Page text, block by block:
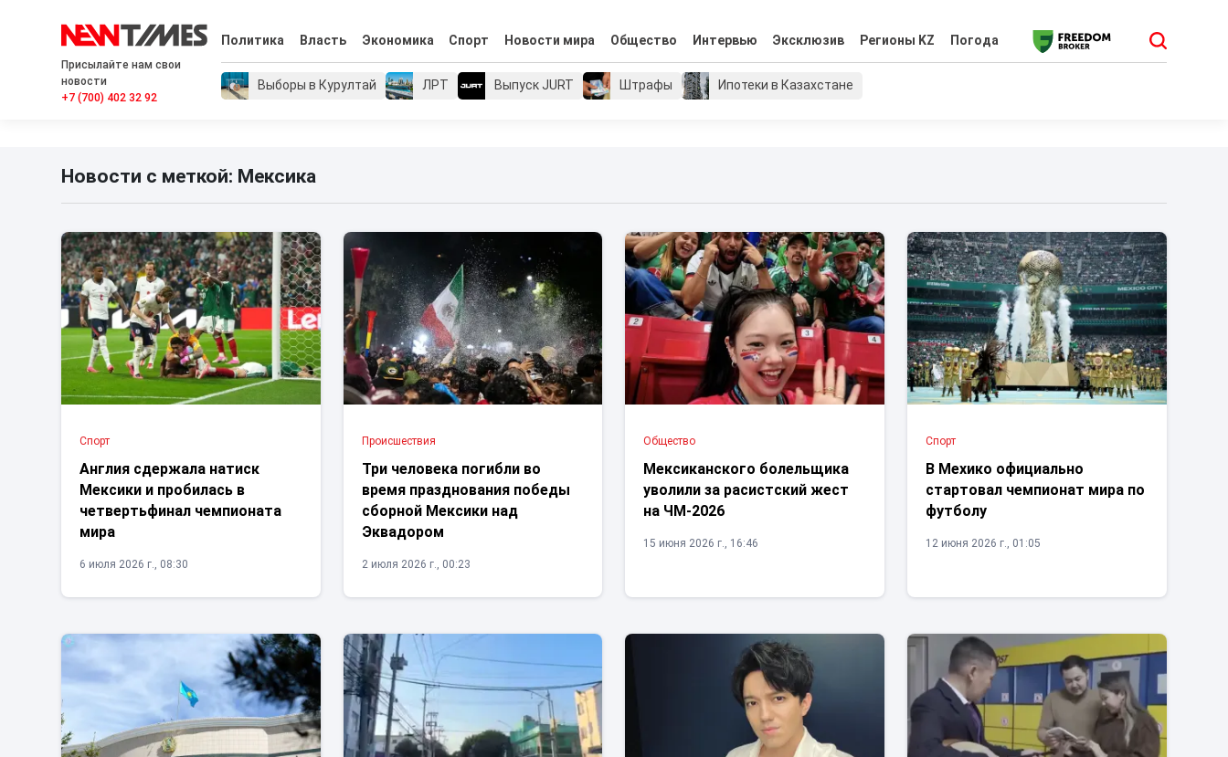
Присылайте нам свои
новости
+7 (700) 402 32 92
Политика Власть Экономика Спорт Новости мира Общество Интервью Эксклюзив Регионы KZ Погода
Выборы в Курултай ЛРТ Выпуск JURT Штрафы Ипотеки в Казахстане
Новости с меткой: Мексика
Спорт
Англия сдержала натиск
Мексики и пробилась в
четвертьфинал чемпионата
мира
6 июля 2026 г., 08:30
Проиcшествия
Три человека погибли во
время празднования победы
сборной Мексики над
Эквадором
2 июля 2026 г., 00:23
Общество
Мексиканского болельщика
уволили за расистский жест
на ЧМ-2026
15 июня 2026 г., 16:46
Спорт
В Мехико официально
стартовал чемпионат мира по
футболу
12 июня 2026 г., 01:05